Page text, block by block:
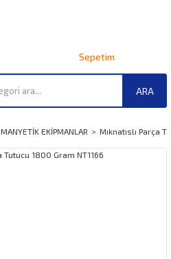
ARA
Sepetim
MANYETİK EKİPMANLAR Mıknatıslı Parça